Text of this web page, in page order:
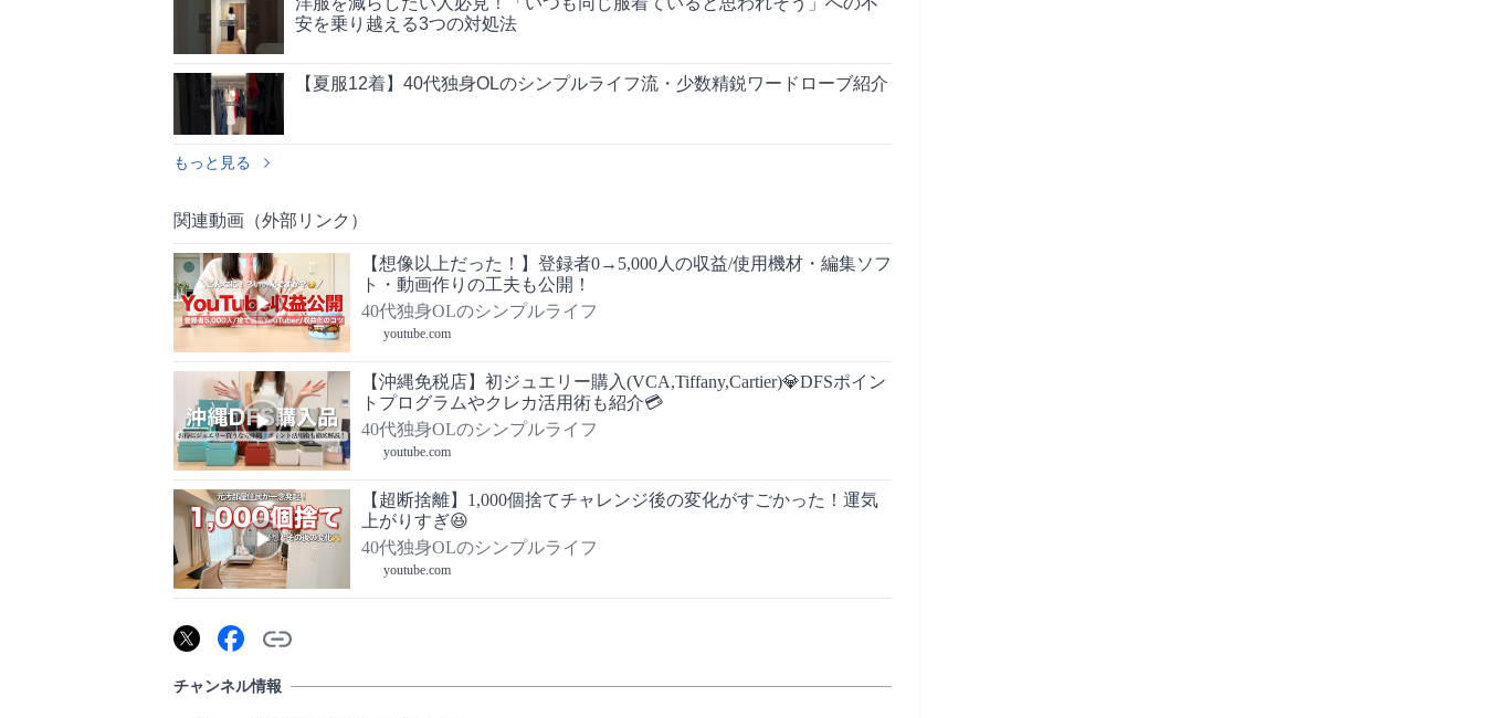
安を乗り越える3つの対処法
【夏服12着】40代独身OLのシンプルライフ流・少数精鋭ワードローブ紹介
もっと見る
関連動画（外部リンク）
【想像以上だった！】登録者0→5,000人の収益/使用機材・編集ソフ
ト・動画作りの工夫も公開！
40代独身OLのシンプルライフ
youtube.com
【沖縄免税店】初ジュエリー購入(VCA,Tiffany,Cartier)💎DFSポイン
トプログラムやクレカ活用術も紹介💳
40代独身OLのシンプルライフ
youtube.com
【超断捨離】1,000個捨てチャレンジ後の変化がすごかった！運気
上がりすぎ😆
40代独身OLのシンプルライフ
youtube.com
チャンネル情報